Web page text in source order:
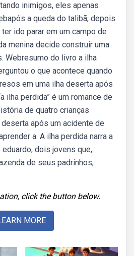
inimigos, eles apenas
a queda do talibã, depois
ido parar em um campo de
menina decide construir uma
Webresumo do livro a ilha
o que acontece quando
em uma ilha deserta após
ilha perdida” é um romance de
de quatro crianças
após um acidente de
a. A ilha perdida narra a
dois jovens que,
de seus padrinhos,
click the button below.
MORE